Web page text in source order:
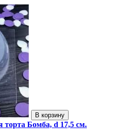
В корзину
торта Бомба, d 17,5 см.